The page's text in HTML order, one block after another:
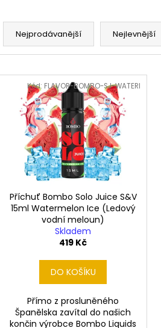
Nejprodávanější Nejlevnější
Příchuť Bombo Solo Juice S&V
15ml Watermelon Ice (Ledový
vodní meloun)
Skladem
419 Kč
DO KOŠÍKU
Přímo z prosluněného
Španělska zavítal do našich
končin výrobce Bombo Liquids
Kód: FLAVOR-BOMBO-SJ-WATERI